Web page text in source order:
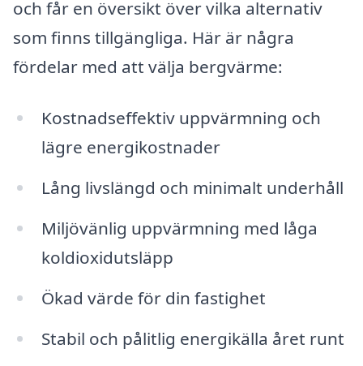
och får en översikt över vilka alternativ
som finns tillgängliga. Här är några
fördelar med att välja bergvärme:
Kostnadseffektiv uppvärmning och
lägre energikostnader
Lång livslängd och minimalt underhåll
Miljövänlig uppvärmning med låga
koldioxidutsläpp
Ökad värde för din fastighet
Stabil och pålitlig energikälla året runt